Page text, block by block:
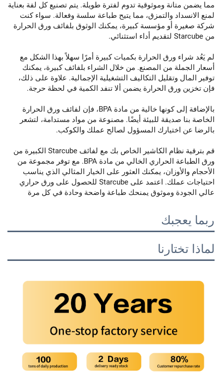
مما يضمن متانة وموثوقية تدوم لفترة طويلة. يتم تصنيع كل لفة بعناية
لمنع الانسداد والتمزق، مما يتيح طباعة سلسة وفعالة. سواء كنت
شركة صغيرة أو مؤسسة كبيرة، يمكنك الوثوق بلفائف ورق الحرارة
من Starcube لتقديم أداء استثنائي.
لم يَعُد شراء ورق الحرارة بكميات كبيرة أمرًا سهلاً بهذا الشكل مع
أسعار الجملة من المصنع. من خلال الشراء بلفائف كبيرة، يمكنك
توفير المال وتقليل التكاليف التشغيلية الإجمالية. علاوة على ذلك،
فإن تخزين ورق الحرارة يضمن ألا تنفد الكمية في لحظة حرجة.
بالإضافة إلى كونها خالية من مادة BPA، فإن لفائف ورق الحرارة
الخاصة بنا صديقة للبيئة أيضًا. مصنوعة من مواد مستدامة، لتشعر
بالرضا عن اختيارك المسؤول لصالح عملك والكوكب.
قم بترقية نظام الكاشير الخاص بك مع لفائف Starcube الكبيرة من
ورق الطباعة الحراري الخالي من مادة BPA. مع توفر مجموعة من
الأحجام والأوزان، يمكنك العثور على الخيار المثالي الذي يناسب
احتياجات عملك. اعتمد على Starcube للحصول على ورق حراري
عالي الجودة وموثوق يمنحك طباعة واضحة وحادة في كل مرة
ربما يعجبك
لماذا تختارنا